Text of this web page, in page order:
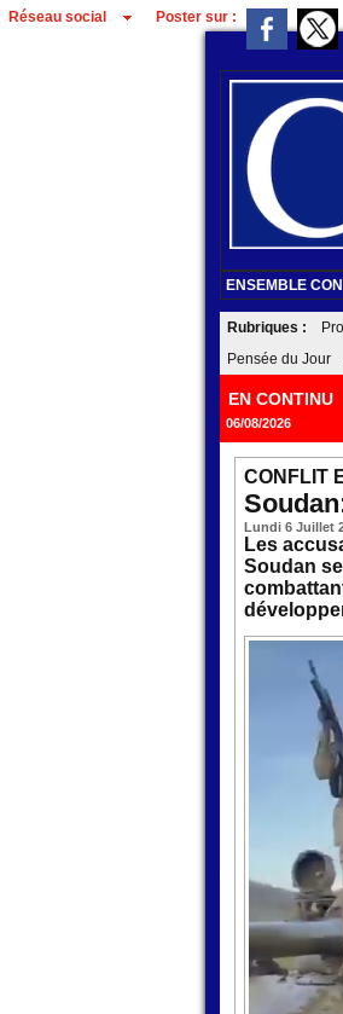
Réseau social Poster sur :
ENSEMBLE
Rubriques :
Pensée du Jour
EN CONTINU
06/08/2026
CONFLIT
Lundi 6 Juillet
Les
Soudan